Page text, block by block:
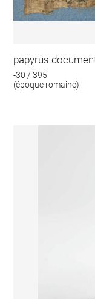
papyrus
-30 / 395
(époque romaine)